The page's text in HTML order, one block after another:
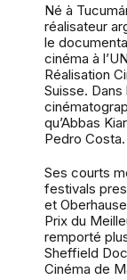
Né à
réalisateur
le
cinéma à
Réalisation
Suisse.
qu’Abbas
Pedro Costa.
Ses courts
festivals
et
Prix du
remporté
Sheffield
Cinéma de